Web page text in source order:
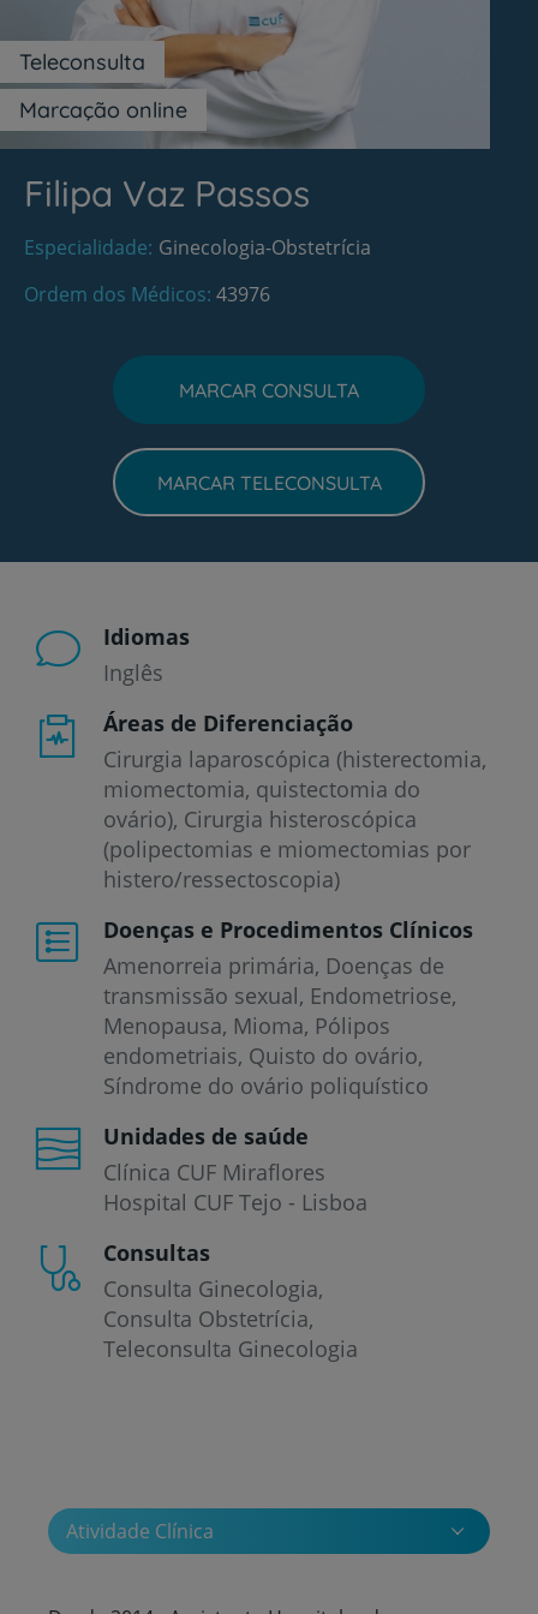
Marcação online
Teleconsulta
Filipa Vaz Passos
Especialidade Ginecologia-Obstetrícia
Ordem dos Médicos 43976
MARCAR CONSULTA
MARCAR TELECONSULTA
Idiomas
Inglês
Áreas de Diferenciação
Cirurgia laparoscópica (histerectomia,
miomectomia, quistectomia do
ovário), Cirurgia histeroscópica
(polipectomias e miomectomias por
histero/ressectoscopia)
Doenças e Procedimentos Clínicos
Amenorreia primária Doenças de
transmissão sexual Endometriose
Menopausa Mioma Pólipos
endometriais Quisto do ovário
Síndrome do ovário poliquístico
Unidades de saúde
Clínica CUF Miraflores
Hospital CUF Tejo - Lisboa
Consultas
Consulta Ginecologia
Consulta Obstetrícia
Teleconsulta Ginecologia
Atividade Clínica